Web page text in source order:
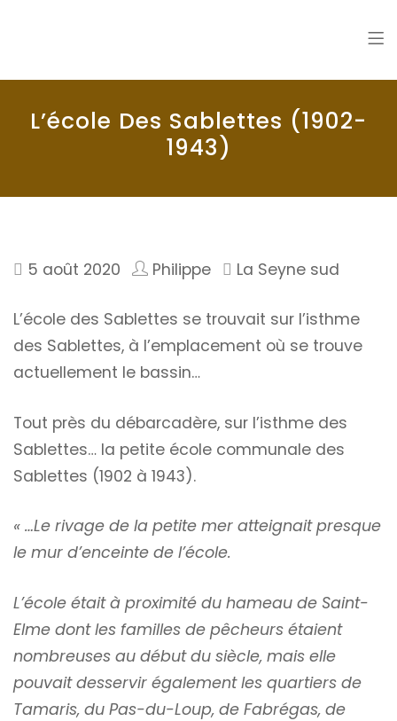
L’école Des Sablettes (1902-
1943)
5 août 2020 Philippe La Seyne sud
L’école des Sablettes se trouvait sur l’isthme
des Sablettes, à l’emplacement où se trouve
actuellement le bassin…
Tout près du débarcadère, sur l’isthme des
Sablettes… la petite école communale des
Sablettes (1902 à 1943).
« …Le rivage de la petite mer atteignait presque
le mur d’enceinte de l’école.
L’école était à proximité du hameau de Saint-
Elme dont les familles de pêcheurs étaient
nombreuses au début du siècle, mais elle
pouvait desservir également les quartiers de
Tamaris, du Pas-du-Loup, de Fabrégas, de